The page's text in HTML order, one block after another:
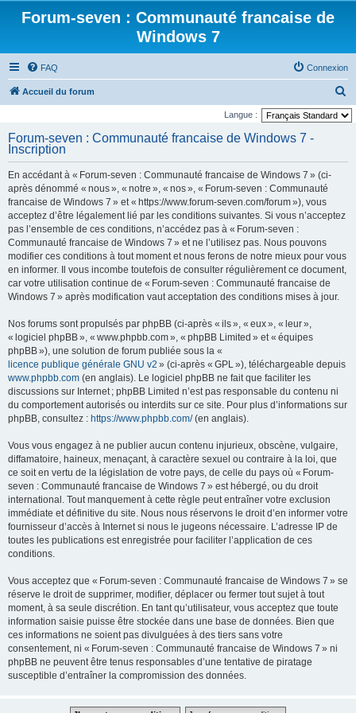
Forum-seven : Communauté francaise de
Windows 7
FAQ Connexion
Accueil du forum
e
Langue :
Forum-seven : Communauté francaise de Windows 7 -
Inscription
En accédant à « Forum-seven : Communauté francaise de Windows 7 » (ci-
après dénommé « nous », « notre », « nos », « Forum-seven : Communauté
francaise de Windows 7 » et « https://www.forum-seven.com/forum »), vous
acceptez d’être légalement lié par les conditions suivantes. Si vous n’acceptez
pas l’ensemble de ces conditions, n’accédez pas à « Forum-seven :
Communauté francaise de Windows 7 » et ne l’utilisez pas. Nous pouvons
modifier ces conditions à tout moment et nous ferons de notre mieux pour vous
en informer. Il vous incombe toutefois de consulter régulièrement ce document,
car votre utilisation continue de « Forum-seven : Communauté francaise de
Windows 7 » après modification vaut acceptation des conditions mises à jour.
Nos forums sont propulsés par phpBB (ci-après « ils », « eux », « leur »,
« logiciel phpBB », « www.phpbb.com », « phpBB Limited » et « équipes
phpBB »), une solution de forum publiée sous la «
licence publique générale GNU v2 » (ci-après « GPL »), téléchargeable depuis
www.phpbb.com (en anglais). Le logiciel phpBB ne fait que faciliter les
discussions sur Internet ; phpBB Limited n’est pas responsable du contenu ni
du comportement autorisés ou interdits sur ce site. Pour plus d’informations sur
phpBB, consultez : https://www.phpbb.com/(en anglais).
Vous vous engagez à ne publier aucun contenu injurieux, obscène, vulgaire,
diffamatoire, haineux, menaçant, à caractère sexuel ou contraire à la loi, que
ce soit en vertu de la législation de votre pays, de celle du pays où « Forum-
seven : Communauté francaise de Windows 7 » est hébergé, ou du droit
international. Tout manquement à cette règle peut entraîner votre exclusion
immédiate et définitive du site. Nous nous réservons le droit d’en informer votre
fournisseur d’accès à Internet si nous le jugeons nécessaire. L’adresse IP de
toutes les publications est enregistrée pour faciliter l’application de ces
conditions.
Vous acceptez que « Forum-seven : Communauté francaise de Windows 7 » se
réserve le droit de supprimer, modifier, déplacer ou fermer tout sujet à tout
moment, à sa seule discrétion. En tant qu’utilisateur, vous acceptez que toute
information saisie puisse être stockée dans une base de données. Bien que
ces informations ne soient pas divulguées à des tiers sans votre
consentement, ni « Forum-seven : Communauté francaise de Windows 7 » ni
phpBB ne peuvent être tenus responsables d’une tentative de piratage
susceptible d’entraîner la compromission des données.